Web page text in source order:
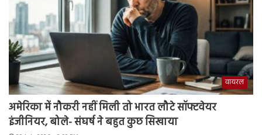
वायरल
अमेरिका में नौकरी नहीं मिली तो भारत लौटे सॉफ्टवेयर
इंजीनियर, बोले- संघर्ष ने बहुत कुछ सिखाया